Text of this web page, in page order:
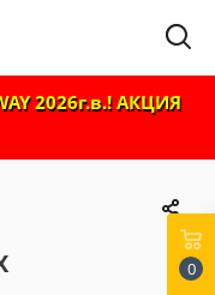
2026г.в.! АКЦИЯ
0